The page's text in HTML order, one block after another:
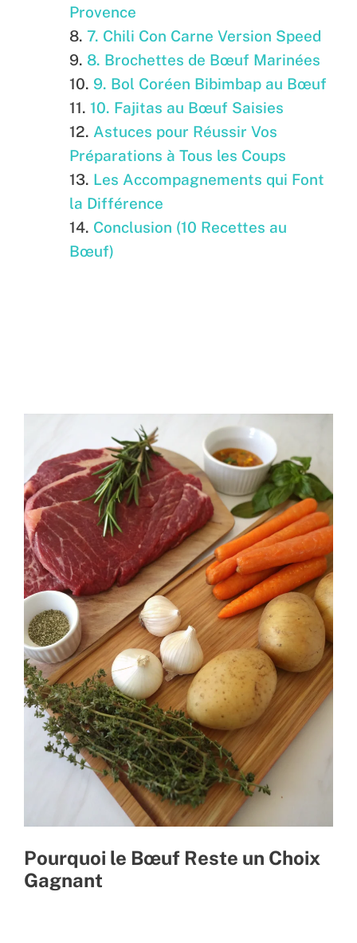
Provence
7. Chili Con Carne Version Speed
8. Brochettes de Bœuf Marinées
9. Bol Coréen Bibimbap au Bœuf
10. Fajitas au Bœuf Saisies
Astuces pour Réussir Vos
Préparations à Tous les Coups
Les Accompagnements qui Font
la Différence
Conclusion (10 Recettes au
Bœuf)
Pourquoi le Bœuf Reste un Choix
Gagnant